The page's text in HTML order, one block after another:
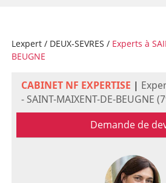
Lexpert/ DEUX-SEVRES / Experts à
BEUGNE
CABINET NF EXPERTISE |
- SAINT-MAIXENT-DE-BEUGNE
Demande de